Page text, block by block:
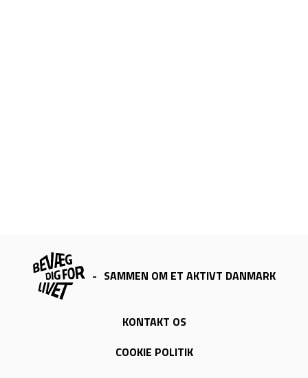
- SAMMEN OM ET AKTIVT DANMARK
KONTAKT OS
COOKIE POLITIK